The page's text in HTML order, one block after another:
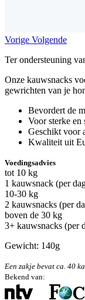
Vorige Volgende
Ter ondersteuning
Onze kauwsnacks
gewrichten van je
Bevordert de
Voor sterke en
Geschikt voor
Kwaliteit uit
Voedingsadvies
tot 10 kg
1 kauwsnack (per
10-30 kg
2 kauwsnacks (per
boven de 30 kg
3+ kauwsnacks (per
Gewicht: 140g
Een zakje bevat ca. 40
Bekend van: